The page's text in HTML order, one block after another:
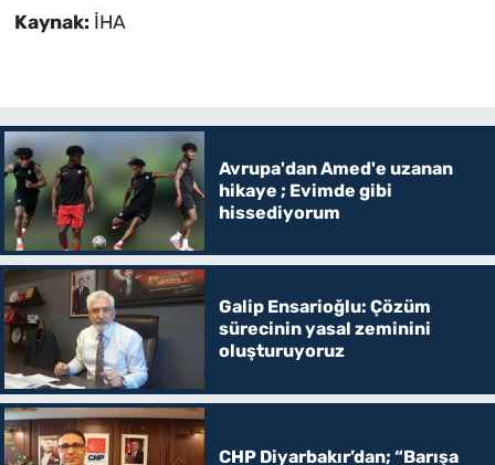
Kaynak: İHA
Avrupa'dan Amed'e uzanan
hikaye ; Evimde gibi
hissediyorum
Galip Ensarioğlu: Çözüm
sürecinin yasal zeminini
oluşturuyoruz
CHP Diyarbakır’dan; “Barışa